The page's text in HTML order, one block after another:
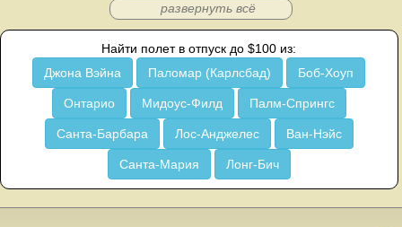
развернуть всё
Найти полет в отпуск до $100 из:
Джона Вэйна
Паломар (Карлсбад) Боб-Хоуп
Онтарио Мидоус-Филд Палм-Спрингс
Санта-Барбара Лос-Анджелес Ван-Нэйс
Санта-Мария Лонг-Бич